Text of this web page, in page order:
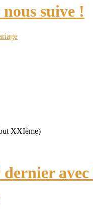
suive !
XXIème)
dernier